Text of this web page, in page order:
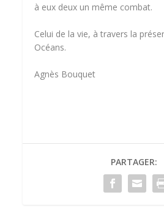
à eux deux un même combat.
Celui de la vie, à travers la
Océans.
Agnès Bouquet
PARTAGER: